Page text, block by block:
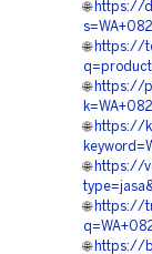
🌐 https://
🌐 https://
🌐 https://
🌐 https://
🌐 https://
🌐 https://
🌐 https://